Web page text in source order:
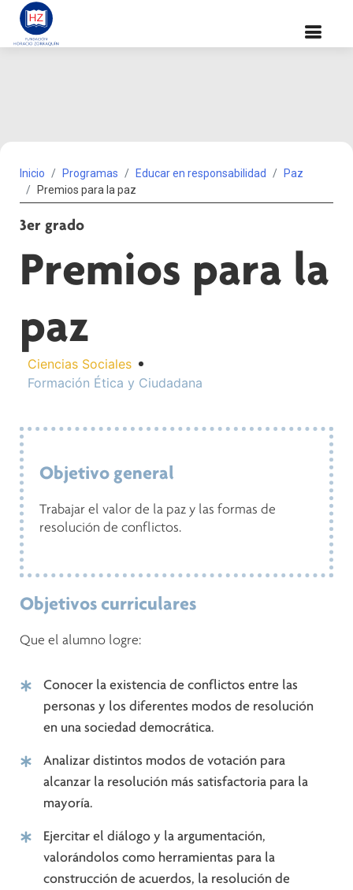
Inicio Programas Educar en responsabilidad
Paz
Premios para la paz
3er grado
Premios para la
paz
Ciencias Sociales
Formación Ética y Ciudadana
Objetivo general
Trabajar el valor de la paz y las formas de
resolución de conflictos.
Objetivos curriculares
Que el alumno logre:
Conocer la existencia de conflictos entre las
personas y los diferentes modos de resolución
en una sociedad democrática.
Analizar distintos modos de votación para
alcanzar la resolución más satisfactoria para la
mayoría.
Ejercitar el diálogo y la argumentación,
valorándolos como herramientas para la
construcción de acuerdos, la resolución de